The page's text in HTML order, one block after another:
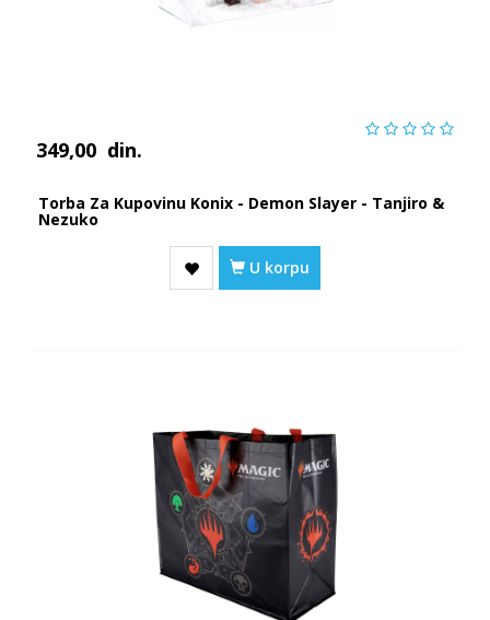
349,00 din.
Torba Za Kupovinu Konix - Demon Slayer - Tanjiro &
Nezuko
U korpu